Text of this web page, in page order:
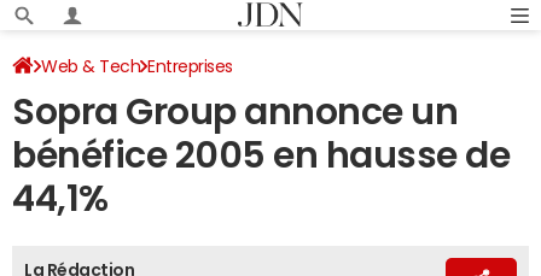
Web & Tech Entreprises
Sopra Group annonce un
bénéfice 2005 en hausse de
44,1%
La Rédaction